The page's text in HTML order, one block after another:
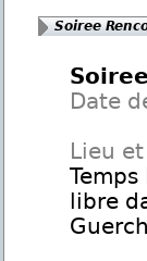
Soiree
Date
Lieu
libre